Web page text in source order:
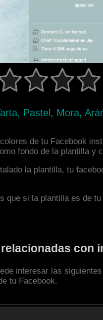
Pastel, Mora,
de tu Facebook
fondo de la plantilla y
la plantilla, tu
que si la plantilla es de
con
interesar las
tu Facebook.